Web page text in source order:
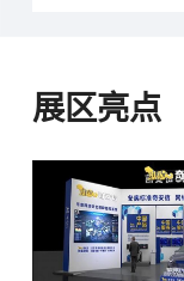
展区亮点